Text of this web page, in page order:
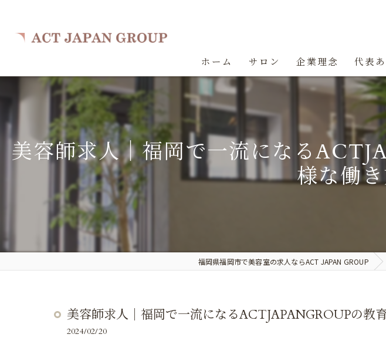
ホーム サロン 企業理念 代表
美容師求人｜福岡で一流になる
様な働
福岡県福岡市で美容室の求人ならACT JAPAN GROUP
美容師求人｜福岡で一流になるACTJAPANGROUPの教
2024/02/20